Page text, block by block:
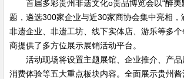
首届多彩贵州非遗文化o贵品博览会以“醉美
题，遴选300家企业与近30家商协会集中亮相，
非遗企业、非遗工坊、线下实体店、游乐等多
商提供了多方位展示展销活动平台。
活动现场将设置主题展馆、企业推介、产品
消费体验等五大重点板块内容。全面展示贵州